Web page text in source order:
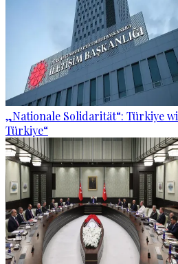
„Nationale Solidarität“: Türkiye
Türkiye“